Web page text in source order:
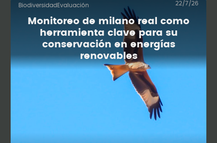
Biodiversidad Evaluación 22/7/26
Monitoreo de milano real como
herramienta clave para su
conservación en energías
renovables